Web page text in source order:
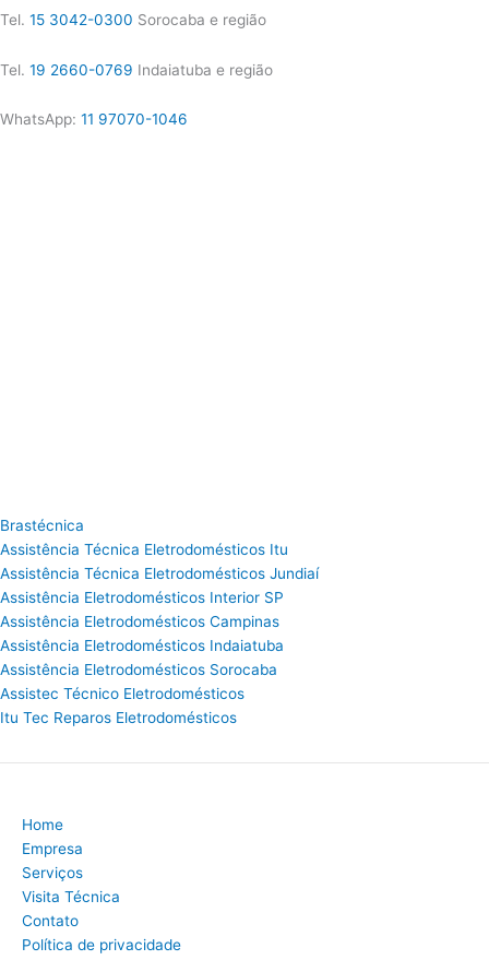
Tel. 15 3042-0300 Sorocaba e região
Tel. 19 2660-0769 Indaiatuba e região
WhatsApp: 11 97070-1046
Brastécnica
Assistência Técnica Eletrodomésticos Itu
Assistência Técnica Eletrodomésticos Jundiaí
Assistência Eletrodomésticos Interior SP
Assistência Eletrodomésticos Campinas
Assistência Eletrodomésticos Indaiatuba
Assistência Eletrodomésticos Sorocaba
Assistec Técnico Eletrodomésticos
Itu Tec Reparos Eletrodomésticos
Home
Empresa
Serviços
Visita Técnica
Contato
Política de privacidade